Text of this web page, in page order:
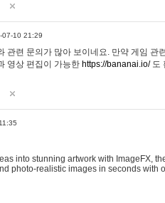
07-10 21:29
관련 문의가 많아 보이네요. 만약 게임 관
영상 편집이 가능한 https://bananai.io/도
into stunning artwork with ImageFX,
photo-realistic images in seconds with